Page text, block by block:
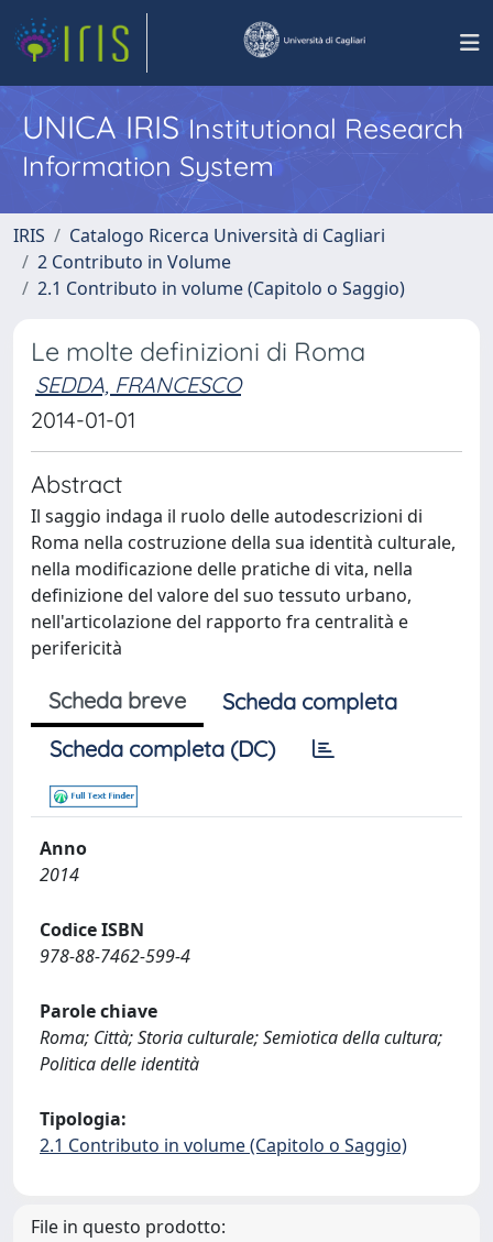
UNICA IRISInstitutional Research
Information System
IRIS
Catalogo Ricerca Università di Cagliari
2 Contributo in Volume
2.1 Contributo in volume (Capitolo o Saggio)
Le molte definizioni di Roma
SEDDA, FRANCESCO
2014-01-01
Abstract
Il saggio indaga il ruolo delle autodescrizioni di
Roma nella costruzione della sua identità culturale,
nella modificazione delle pratiche di vita, nella
definizione del valore del suo tessuto urbano,
nell'articolazione del rapporto fra centralità e
perifericità
Scheda breve
Scheda completa
Scheda completa (DC)
Anno
2014
Codice ISBN
978-88-7462-599-4
Parole chiave
Roma; Città; Storia culturale; Semiotica della cultura;
Politica delle identità
Tipologia:
2.1 Contributo in volume (Capitolo o Saggio)
File in questo prodotto: